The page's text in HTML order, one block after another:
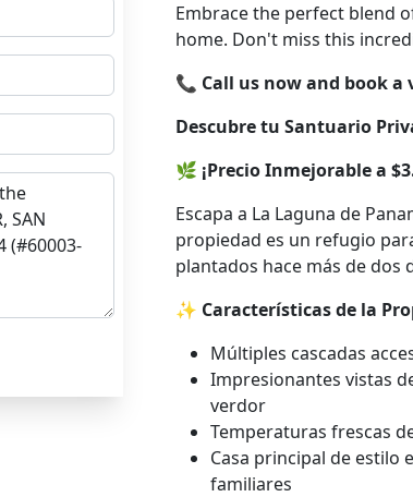
Embrace the perfect blend
home. Don't miss this
📞 Call us now and book
Descubre tu Santuario
🌿 ¡Precio Inmejorable a
Escapa a La Laguna de
propiedad es un refugio
plantados hace más de dos
✨ Características de la
Múltiples cascadas
Impresionantes vistas
verdor
Temperaturas frescas
Casa principal de estilo
familiares